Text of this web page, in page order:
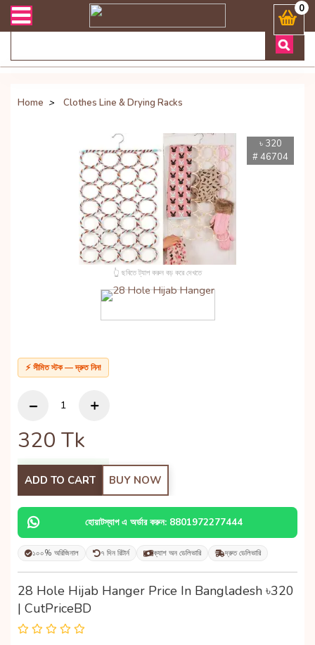
সংক্রান্ত যেকোনো জিজ্ঞাসায় কল করুনঃ ( Whatsapp ) 0
Home > Clothes Line & Drying Racks
৳ 320
# 46704
👆 ছবিতে ট্যাপ করুন বড় করে দেখতে
⚡ সীমিত স্টক — দ্রুত নিন!
320 Tk
ADD TO CART BUY NOW
হোয়াটস্যাপ এ অর্ডার করুন: 8801972277444
১০০% অরিজিনাল ৭ দিন রিটার্ন ক্যাশ অন ডেলিভারি দ্রুত ডেলিভারি
28 Hole Hijab Hanger Price In Bangladesh ৳320
| CutPriceBD